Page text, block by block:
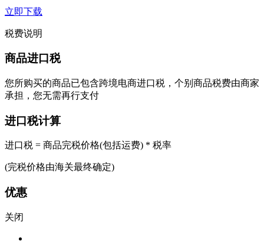
立即下载
税费说明
商品进口税
您所购买的商品已包含跨境电商进口税，个别商品税费由商家
承担，您无需再行支付
进口税计算
进口税 = 商品完税价格(包括运费) * 税率
(完税价格由海关最终确定)
优惠
关闭